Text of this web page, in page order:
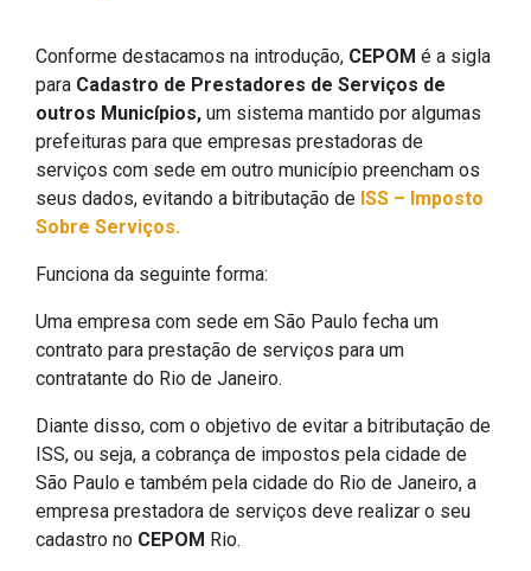
Conforme destacamos na introdução, CEPOM é a sigla
para Cadastro de Prestadores de Serviços de
outros Municípios, um sistema mantido por algumas
prefeituras para que empresas prestadoras de
serviços com sede em outro município preencham os
seus dados, evitando a bitributação de ISS – Imposto
Sobre Serviços.
Funciona da seguinte forma:
Uma empresa com sede em São Paulo fecha um
contrato para prestação de serviços para um
contratante do Rio de Janeiro.
Diante disso, com o objetivo de evitar a bitributação de
ISS, ou seja, a cobrança de impostos pela cidade de
São Paulo e também pela cidade do Rio de Janeiro, a
empresa prestadora de serviços deve realizar o seu
cadastro no CEPOM Rio.